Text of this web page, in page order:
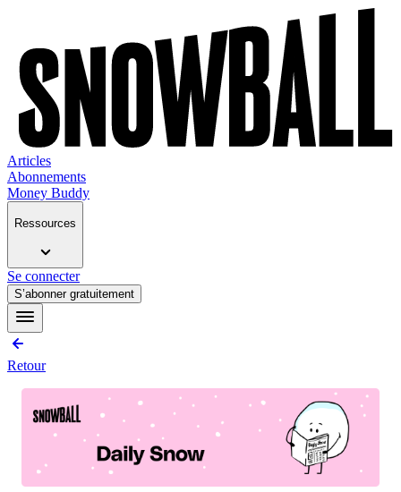
Articles
Abonnements
Money Buddy
Ressources
Se connecter
S’abonner gratuitement
Retour